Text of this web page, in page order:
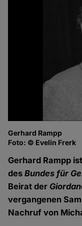
Gerhard Rampp
Foto: © Evelin Frerk
Gerhard Rampp
desBundes für
Beirat der
vergangenen
Nachruf von